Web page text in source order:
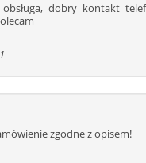
dobry kontakt
zgodne z opisem!